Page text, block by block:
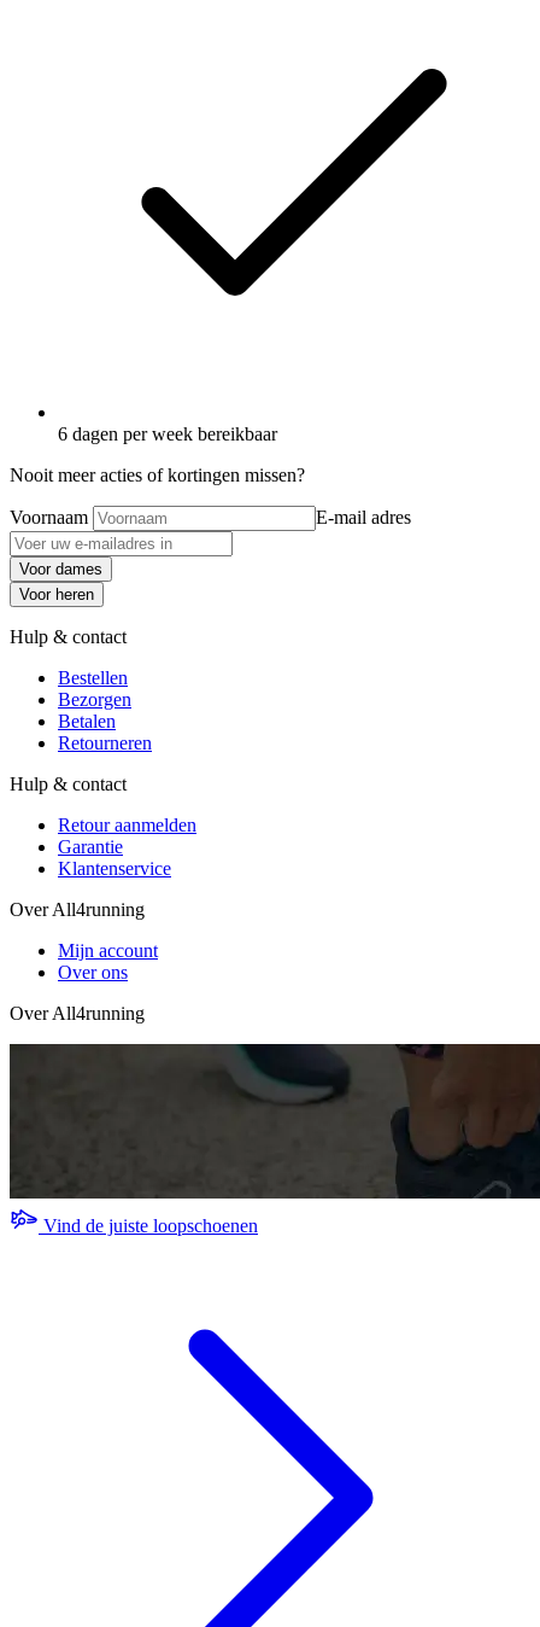
6 dagen per week bereikbaar
Nooit meer acties of kortingen missen?
Voornaam E-mail adres
Voor dames
Voor heren
Hulp & contact
Bestellen
Bezorgen
Betalen
Retourneren
Hulp & contact
Retour aanmelden
Garantie
Klantenservice
Over All4running
Mijn account
Over ons
Over All4running
Vind de juiste loopschoenen